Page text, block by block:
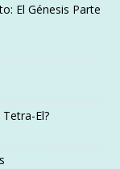
El Génesis Parte
El?